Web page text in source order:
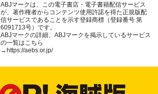
ABJマークは、この電子書店・電子書籍配信サービス
が、著作権者からコンテンツ使用許諾を得た正規版配
信サービスであることを示す登録商標（登録番号 第
6091713号）です。
ABJマークの詳細、ABJマークを掲示しているサービス
の一覧はこちら
→https://aebs.or.jp/